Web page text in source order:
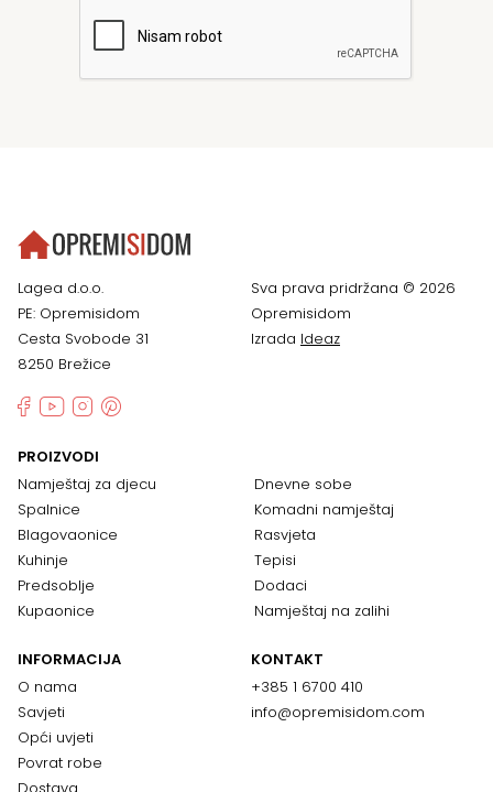
Lagea d.o.o.
PE: Opremisidom
Cesta Svobode 31
8250 Brežice
Sva prava pridržana © 2026
Opremisidom
Izrada Ideaz
PROIZVODI
Namještaj za djecu
Spalnice
Blagovaonice
Kuhinje
Predsoblje
Kupaonice
Dnevne sobe
Komadni namještaj
Rasvjeta
Tepisi
Dodaci
Namještaj na zalihi
INFORMACIJA
O nama
Savjeti
Opći uvjeti
Povrat robe
KONTAKT
+385 1 6700 410
info@opremisidom.com